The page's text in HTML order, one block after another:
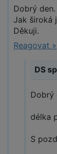
Dobrý den.
Jak široká
Děkuji.
Reagovat »
DS
Dobrý
délka
S